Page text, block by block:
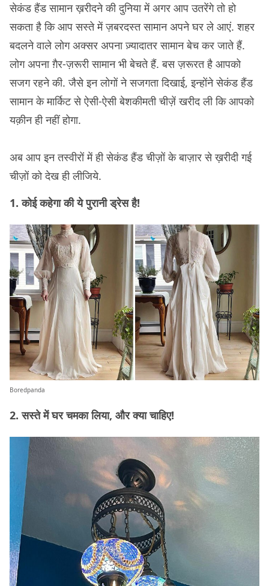
सेकंड हैंड सामान ख़रीदने की दुनिया में अगर आप उतरेंगे तो हो
सकता है कि आप सस्ते में ज़बरदस्त सामान अपने घर ले आएं. शहर
बदलने वाले लोग अक्सर अपना ज़्यादातर सामान बेच कर जाते हैं.
लोग अपना ग़ैर-ज़रूरी सामान भी बेचते हैं. बस ज़रूरत है आपको
सजग रहने की. जैसे इन लोगों ने सजगता दिखाई, इन्होंने सेकंड हैंड
सामान के मार्किट से ऐसी-ऐसी बेशकीमती चीज़ें खरीद ली कि आपको
यक़ीन ही नहीं होगा.
अब आप इन तस्वीरों में ही सेकंड हैंड चीज़ों के बाज़ार से ख़रीदी गई
चीज़ों को देख ही लीजिये.
1. कोई कहेगा की ये पुरानी ड्रेस है!
Boredpanda
2. सस्ते में घर चमका लिया, और क्या चाहिए!